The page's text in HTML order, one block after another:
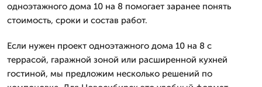
одноэтажного дома 10 на 8 помогает заранее понять
стоимость, сроки и состав работ.
Если нужен проект одноэтажного дома 10 на 8 с
террасой, гаражной зоной или расширенной кухней
гостиной, мы предложим несколько решений по